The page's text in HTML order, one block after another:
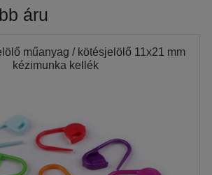
áru
műanyag / kötésjelölő 11x21 mm
kézimunka kellék